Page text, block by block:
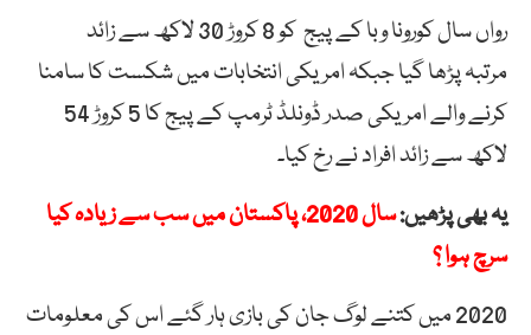
رواں سال کورونا وبا کے پیج کو 8 کروڑ 30 لاکھ سے زائد
مرتبہ پڑھا گیا جبکہ امریکی انتخابات میں شکست کا سامنا
کرنے والے امریکی صدر ڈونلڈ ٹرمپ کے پیج کا 5 کروڑ 54
لاکھ سے زائد افراد نے رخ کیا۔
یہ بھی پڑھیں:
سال 2020، پاکستان میں سب سے زیادہ کیا
سرچ ہوا ؟
2020 میں کتنے لوگ جان کی بازی ہار گئے اس کی معلومات